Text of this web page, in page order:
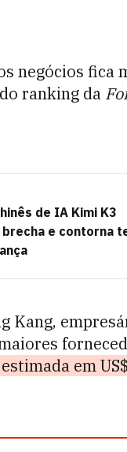
negócios fica
ranking da
de IA Kimi K3
e contorna
Kang,
em